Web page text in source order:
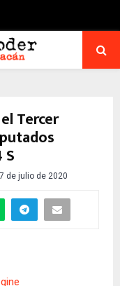
Tercer
de julio de 2020